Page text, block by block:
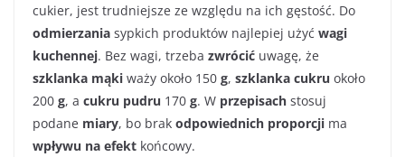
cukier, jest trudniejsze ze względu na ich gęstość. Do
odmierzania sypkich produktów najlepiej użyć wagi
kuchennej. Bez wagi, trzeba zwrócić uwagę, że
szklanka mąki waży około 150 g, szklanka cukru około
200 g, a cukru pudru 170 g. W przepisach stosuj
podane miary, bo brak odpowiednich proporcji ma
wpływu na efekt końcowy.